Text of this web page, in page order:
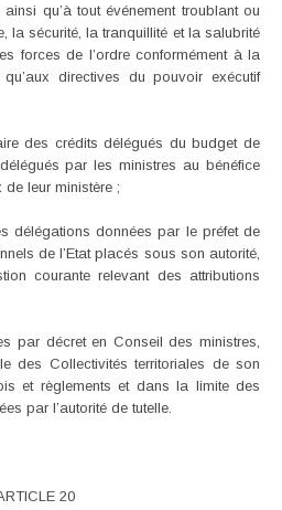
qu’à tout événement troublant ou
la sécurité, la tranquillité et la salubrité
forces de l’ordre conformément à la
directives du pouvoir exécutif
des crédits délégués du budget de
par les ministres au bénéfice
leur ministère ;
délégations données par le préfet de
de l’Etat placés sous son autorité,
courante relevant des attributions
par décret en Conseil des ministres,
des Collectivités territoriales de son
et règlements et dans la limite des
par l’autorité de tutelle.
20